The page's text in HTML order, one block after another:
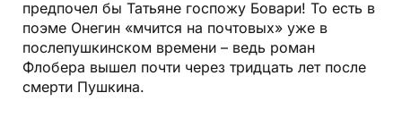
предпочел бы Татьяне госпожу Бовари! То есть в
поэме Онегин «мчится на почтовых» уже в
послепушкинском времени – ведь роман
Флобера вышел почти через тридцать лет после
смерти Пушкина.